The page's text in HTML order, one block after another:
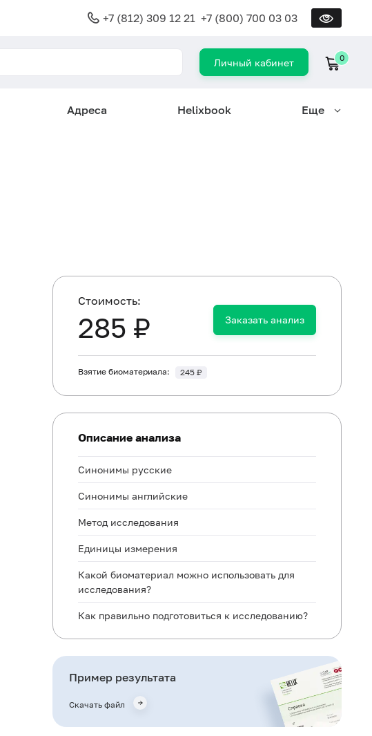
+7 (812) 309 12 21 +7 (800) 700 03 03
Личный кабинет 0
Адреса Helixbook Еще
Cтоимость:
285 ₽ Заказать анализ
Взятие биоматериала: 245 ₽
Описание анализа
Синонимы русские
Синонимы английские
Метод исследования
Единицы измерения
Какой биоматериал можно использовать для
исследования?
Как правильно подготовиться к исследованию?
Общая информация об исследовании
Пример результата
Скачать файл